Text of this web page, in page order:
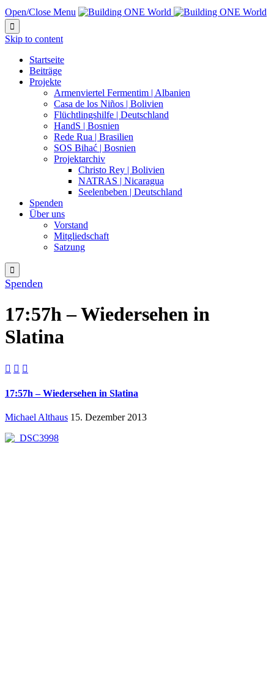
Open/Close Menu

Skip to content
Startseite
Beiträge
Projekte
Armenviertel Fermentim | Albanien
Casa de los Niños | Bolivien
Flüchtlingshilfe | Deutschland
HandS | Bosnien
Rede Rua | Brasilien
SOS Bihać | Bosnien
Projektarchiv
Christo Rey | Bolivien
NATRAS | Nicaragua
Seelenbeben | Deutschland
Spenden
Über uns
Vorstand
Mitgliedschaft
Satzung

Spenden
17:57h – Wiedersehen in
Slatina
  
17:57h – Wiedersehen in Slatina
Michael Althaus 15. Dezember 2013